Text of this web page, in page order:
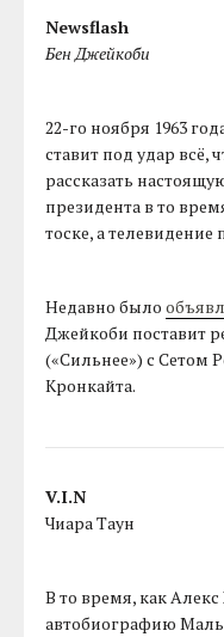
Newsflash
Бен Джейкоби
22-го ноября 1963
ставит под удар всё,
рассказать
президента в то
тоске, а
Недавно было
Джейкоби поставит
(«Сильнее») с Сетом
Кронкайта.
V.I.N
Чиара Таун
В то время, как
автобиографию